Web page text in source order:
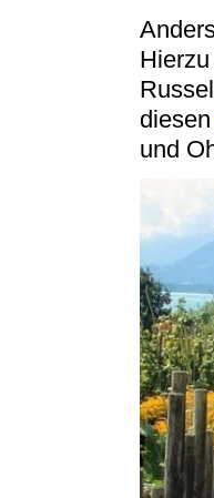
diesen
und